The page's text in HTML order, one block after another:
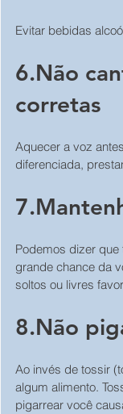
Evitar bebidas
6.Não
corretas
Aquecer a voz
diferenciada,
Podemos dizer
grande chance da
soltos ou livres
8.Não
Ao invés de tossir
algum alimento.
pigarrear você